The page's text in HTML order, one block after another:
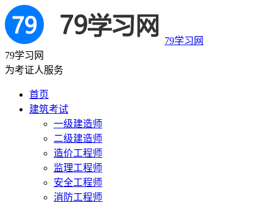
79学习网
79学习网
为考证人服务
首页
建筑考试
一级建造师
二级建造师
造价工程师
监理工程师
安全工程师
消防工程师